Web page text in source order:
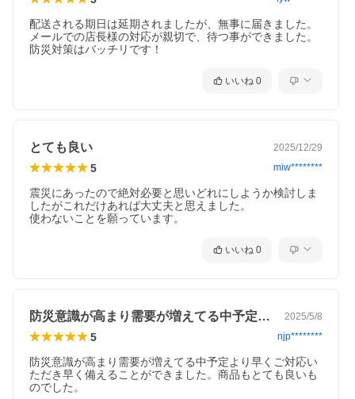
配送される期日は延期されましたが、無事に届きました。
メールでの店長様の対応が親切で、待つ事ができました。
防災対策はバッチリです！
いいね 0
とても良い 2025/12/29
5 miw********
震災にあったので絶対必要と思いどれにしようか検討しま
したがこれだけあれば大丈夫と思えました。
使わないことを願っています。
いいね 0
防災意識が高まり需要が増えてる中予定よ… 2025/5/8
5 njp********
防災意識が高まり需要が増えてる中予定より早くご対応い
ただき早く備えることができました。商品もとても良いも
のでした。